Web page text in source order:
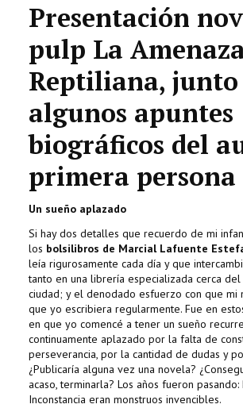
Presentación
pulp La
Reptiliana, junto
algunos apuntes
biográficos del
primera persona
Un sueño aplazado
Si hay dos detalles que recuerdo de mi
los bolsilibros de Marcial Lafuente
leía rigurosamente cada día y que
tanto en una librería especializada cerca
ciudad; y el denodado esfuerzo con que mi
que yo escribiera regularmente. Fue en
en que yo comencé a tener un sueño
continuamente aplazado por la falta de
perseverancia, por la cantidad de dudas y
¿Publicaría alguna vez una novela?
acaso, terminarla? Los años fueron pasando:
Inconstancia eran monstruos invencibles.